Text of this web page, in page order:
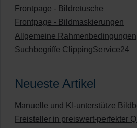
Frontpage - Bildretusche
Frontpage - Bildmaskierungen
Allgemeine Rahmenbedingungen
Suchbegriffe ClippingService24
Neueste Artikel
Manuelle und KI-unterstütze
Freisteller in preiswert-perfekter